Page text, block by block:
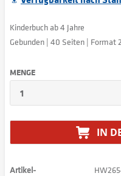
Kinderbuch ab 4 Jahre
Gebunden | 40 Seiten | Format
MENGE
IN
Artikel-